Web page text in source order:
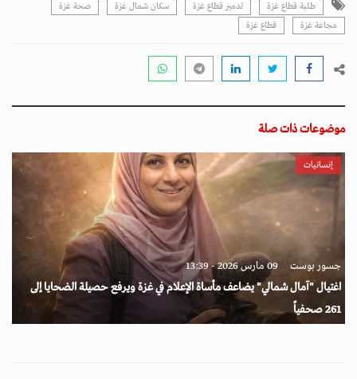
طلبة قطاع غزة تدمير قطاع غزة سكان شمال غزة
صحة غزة
مجاعة غزة
قطاع غزة
موضوعات ذات صلة
إنسانيات
جسور بوست 09 مارس 2026 - 13:39
اغتيال "آمال شمالي" يضاعف مأساة الإعلام في غزة ويرفع حصيلة الضحايا إلى
261 صحفياً